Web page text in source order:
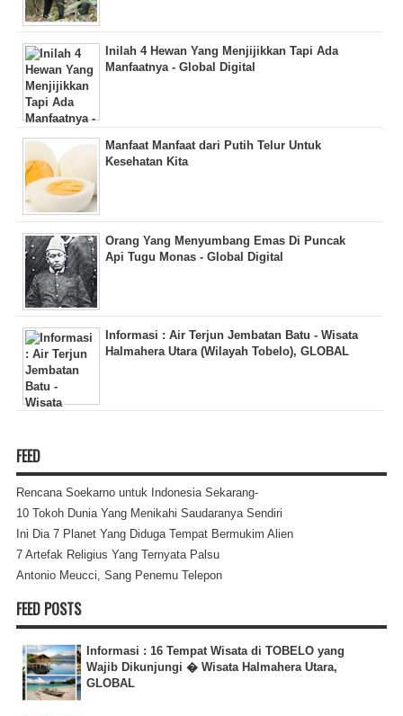
Inilah 4 Hewan Yang Menjijikkan Tapi Ada
Manfaatnya - Global Digital
Manfaat Manfaat dari Putih Telur Untuk
Kesehatan Kita
Orang Yang Menyumbang Emas Di Puncak
Api Tugu Monas - Global Digital
Informasi : Air Terjun Jembatan Batu - Wisata
Halmahera Utara (Wilayah Tobelo), GLOBAL
FEED
Rencana Soekarno untuk Indonesia Sekarang-
10 Tokoh Dunia Yang Menikahi Saudaranya Sendiri
Ini Dia 7 Planet Yang Diduga Tempat Bermukim Alien
7 Artefak Religius Yang Ternyata Palsu
Antonio Meucci, Sang Penemu Telepon
FEED POSTS
Informasi : 16 Tempat Wisata di TOBELO yang
Wajib Dikunjungi � Wisata Halmahera Utara,
GLOBAL